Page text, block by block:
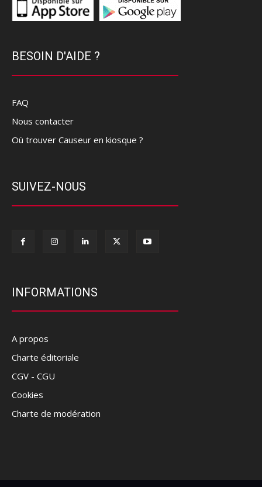
BESOIN D'AIDE ?
FAQ
Nous contacter
Où trouver Causeur en kiosque ?
SUIVEZ-NOUS
INFORMATIONS
A propos
Charte éditoriale
CGV - CGU
Cookies
Charte de modération